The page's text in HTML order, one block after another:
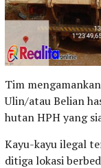
Tim
Ulin/atau Belian
hutan HPH yang
Kayu-kayu ilegal
ditiga lokasi